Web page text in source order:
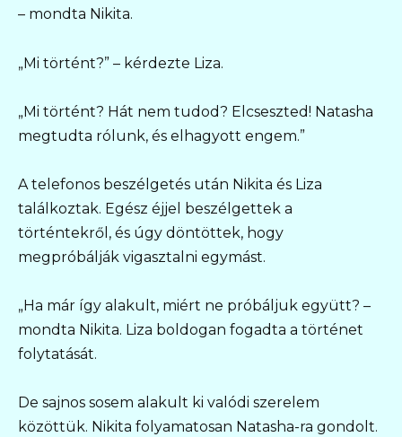
– mondta Nikita.
„Mi történt?” – kérdezte Liza.
„Mi történt? Hát nem tudod? Elcseszted! Natasha
megtudta rólunk, és elhagyott engem.”
A telefonos beszélgetés után Nikita és Liza
találkoztak. Egész éjjel beszélgettek a
történtekről, és úgy döntöttek, hogy
megpróbálják vigasztalni egymást.
„Ha már így alakult, miért ne próbáljuk együtt? –
mondta Nikita. Liza boldogan fogadta a történet
folytatását.
De sajnos sosem alakult ki valódi szerelem
közöttük. Nikita folyamatosan Natasha-ra gondolt.